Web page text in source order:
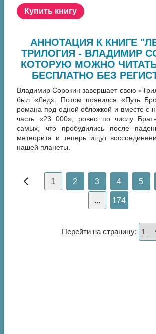
Купить книгу
АННОТАЦИЯ К КНИГЕ
ТРИЛОГИЯ - ВЛАДИМИР
КОТОРУЮ МОЖНО
БЕСПЛАТНО БЕЗ
Владимир Сорокин завершает свою
был «Лед». Потом появился «Путь
романа под одной обложкой и вместе с
часть «23 000», ровно по числу
самых, что пробудились после
метеорита и теперь ищут
нашей планеты.
1 2 3 4 5
... 174
Перейти на страницу: